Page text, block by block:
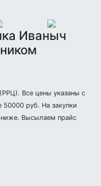
Иваныч
Все цены указаны с
руб. На закупки
Высылаем прайс